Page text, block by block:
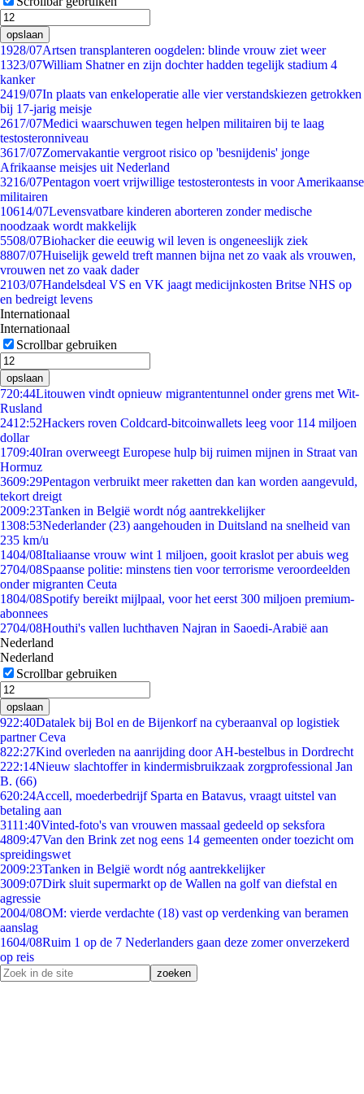
opslaan
1928/07Artsen transplanteren oogdelen: blinde vrouw ziet weer
1323/07William Shatner en zijn dochter hadden tegelijk stadium 4
kanker
2419/07In plaats van enkeloperatie alle vier verstandskiezen getrokken
bij 17-jarig meisje
2617/07Medici waarschuwen tegen helpen militairen bij te laag
testosteronniveau
3617/07Zomervakantie vergroot risico op 'besnijdenis' jonge
Afrikaanse meisjes uit Nederland
3216/07Pentagon voert vrijwillige testosterontests in voor Amerikaanse
militairen
10614/07Levensvatbare kinderen aborteren zonder medische
noodzaak wordt makkelijk
5508/07Biohacker die eeuwig wil leven is ongeneeslijk ziek
8807/07Huiselijk geweld treft mannen bijna net zo vaak als vrouwen,
vrouwen net zo vaak dader
2103/07Handelsdeal VS en VK jaagt medicijnkosten Britse NHS op
en bedreigt levens
Internationaal
Internationaal
Scrollbar gebruiken
opslaan
720:44Litouwen vindt opnieuw migrantentunnel onder grens met Wit-
Rusland
2412:52Hackers roven Coldcard-bitcoinwallets leeg voor 114 miljoen
dollar
1709:40Iran overweegt Europese hulp bij ruimen mijnen in Straat van
Hormuz
3609:29Pentagon verbruikt meer raketten dan kan worden aangevuld,
tekort dreigt
2009:23Tanken in België wordt nóg aantrekkelijker
1308:53Nederlander (23) aangehouden in Duitsland na snelheid van
235 km/u
1404/08Italiaanse vrouw wint 1 miljoen, gooit kraslot per abuis weg
2704/08Spaanse politie: minstens tien voor terrorisme veroordeelden
onder migranten Ceuta
1804/08Spotify bereikt mijlpaal, voor het eerst 300 miljoen premium-
abonnees
2704/08Houthi's vallen luchthaven Najran in Saoedi-Arabië aan
Nederland
Nederland
Scrollbar gebruiken
opslaan
922:40Datalek bij Bol en de Bijenkorf na cyberaanval op logistiek
partner Ceva
822:27Kind overleden na aanrijding door AH-bestelbus in Dordrecht
222:14Nieuw slachtoffer in kindermisbruikzaak zorgprofessional Jan
B. (66)
620:24Accell, moederbedrijf Sparta en Batavus, vraagt uitstel van
betaling aan
3111:40Vinted-foto's van vrouwen massaal gedeeld op seksfora
4809:47Van den Brink zet nog eens 14 gemeenten onder toezicht om
spreidingswet
2009:23Tanken in België wordt nóg aantrekkelijker
3009:07Dirk sluit supermarkt op de Wallen na golf van diefstal en
agressie
2004/08OM: vierde verdachte (18) vast op verdenking van beramen
aanslag
1604/08Ruim 1 op de 7 Nederlanders gaan deze zomer onverzekerd
op reis